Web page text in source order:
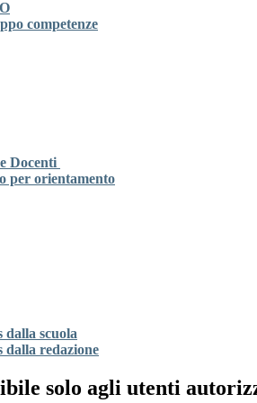
competenze
Docenti
per orientamento
dalla scuola
dalla redazione
solo agli utenti